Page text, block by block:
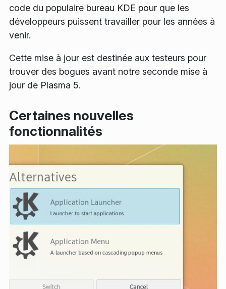
code du populaire bureau KDE pour que les
développeurs puissent travailler pour les années à
venir.
Cette mise à jour est destinée aux testeurs pour
trouver des bogues avant notre seconde mise à
jour de Plasma 5.
Certaines nouvelles
fonctionnalités